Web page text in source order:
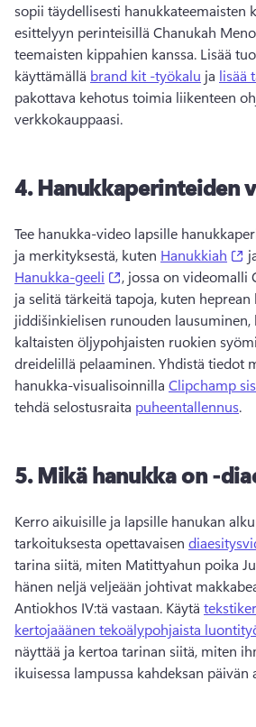
sopii täydellisesti hanukkateemaisten
esittelyyn perinteisillä Chanukah
teemaisten kippahien kanssa. Lisää
käyttämällä brand kit -työkalu ja lisää
pakottava kehotus toimia liikenteen
verkkokauppaasi.
4.Hanukkaperinteiden
Tee hanukka-video lapsille
ja merkityksestä, kuten Hanukkiah
Hanukka-geeli
(opens in a new tab)
, jossa on videomalli
ja selitä tärkeitä tapoja, kuten
jiddišinkielisen runouden
kaltaisten öljypohjaisten ruokien
dreidelillä pelaaminen. Yhdistä tiedot
hanukka-visualisoinnilla Clipchamp
tehdä selostusraita puheentallennus.
5.Mikä hanukka on -
Kerro aikuisille ja lapsille hanukan
tarkoituksesta opettavaisen
tarina siitä, miten Matittyahun poika
hänen neljä veljeään johtivat
Antiokhos IV:tä vastaan. Käytä
kertojaäänen tekoälypohjaista
näyttää ja kertoa tarinan siitä, miten
ikuisessa lampussa kahdeksan päivän